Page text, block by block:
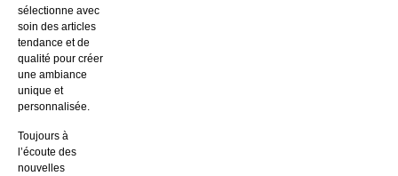
sélectionne avec
soin des articles
tendance et de
qualité pour créer
une ambiance
unique et
personnalisée.
Toujours à
l’écoute des
nouvelles